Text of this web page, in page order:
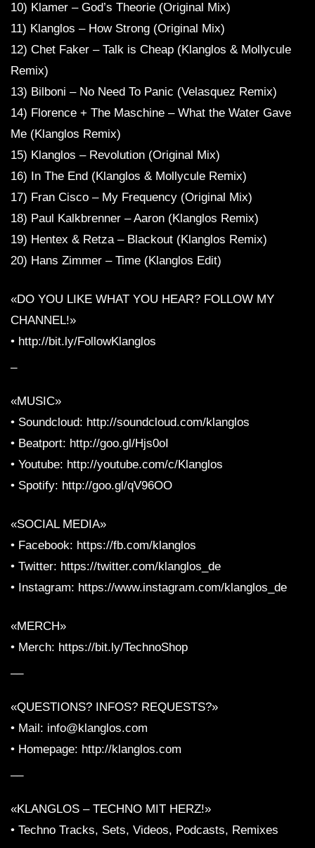
10) Klamer – God’s Theorie (Original Mix)
11) Klanglos – How Strong (Original Mix)
12) Chet Faker – Talk is Cheap (Klanglos & Mollycule
Remix)
13) Bilboni – No Need To Panic (Velasquez Remix)
14) Florence + The Maschine – What the Water Gave
Me (Klanglos Remix)
15) Klanglos – Revolution (Original Mix)
16) In The End (Klanglos & Mollycule Remix)
17) Fran Cisco – My Frequency (Original Mix)
18) Paul Kalkbrenner – Aaron (Klanglos Remix)
19) Hentex & Retza – Blackout (Klanglos Remix)
20) Hans Zimmer – Time (Klanglos Edit)
«DO YOU LIKE WHAT YOU HEAR? FOLLOW MY
CHANNEL!»
• http://bit.ly/FollowKlanglos
«MUSIC»
• Soundcloud: http://soundcloud.com/klanglos
• Beatport: http://goo.gl/Hjs0oI
• Youtube: http://youtube.com/c/Klanglos
• Spotify: http://goo.gl/qV96OO
«SOCIAL MEDIA»
• Facebook: https://fb.com/klanglos
• Twitter: https://twitter.com/klanglos_de
• Instagram: https://www.instagram.com/klanglos_de
«MERCH»
• Merch: https://bit.ly/TechnoShop
«QUESTIONS? INFOS? REQUESTS?»
• Mail: info@klanglos.com
• Homepage: http://klanglos.com
«KLANGLOS – TECHNO MIT HERZ!»
• Techno Tracks, Sets, Videos, Podcasts, Remixes